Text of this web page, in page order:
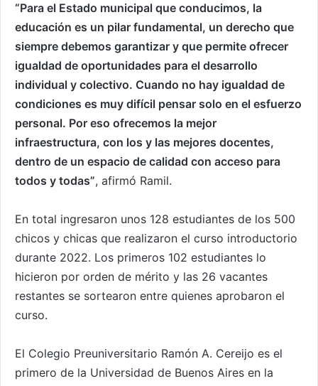
“Para el Estado municipal que conducimos, la
educación es un pilar fundamental, un derecho que
siempre debemos garantizar y que permite ofrecer
igualdad de oportunidades para el desarrollo
individual y colectivo. Cuando no hay igualdad de
condiciones es muy difícil pensar solo en el esfuerzo
personal. Por eso ofrecemos la mejor
infraestructura, con los y las mejores docentes,
dentro de un espacio de calidad con acceso para
todos y todas”, afirmó Ramil.
En total ingresaron unos 128 estudiantes de los 500
chicos y chicas que realizaron el curso introductorio
durante 2022. Los primeros 102 estudiantes lo
hicieron por orden de mérito y las 26 vacantes
restantes se sortearon entre quienes aprobaron el
curso.
El Colegio Preuniversitario Ramón A. Cereijo es el
primero de la Universidad de Buenos Aires en la